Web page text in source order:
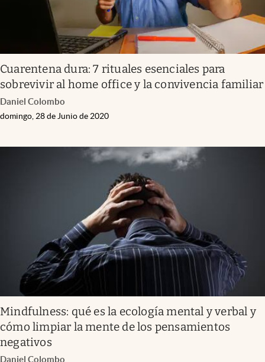
Cuarentena dura: 7 rituales esenciales para
sobrevivir al home office y la convivencia familiar
Daniel Colombo
domingo, 28 de Junio de 2020
Mindfulness: qué es la ecología mental y verbal y
cómo limpiar la mente de los pensamientos
negativos
Daniel Colombo